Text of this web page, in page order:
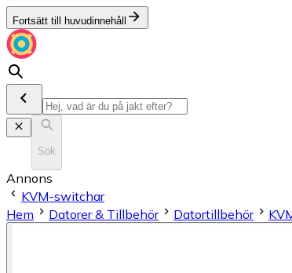
Fortsätt till huvudinnehåll
Sök
Annons
KVM-switchar
Hem
Datorer & Tillbehör Datortillbehör